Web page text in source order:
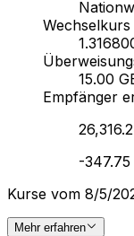
Wechselkurs
15.00
Empfänger
-347.75
Kurse vom 8/5/
Mehr erfahren